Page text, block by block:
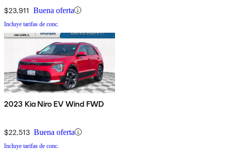
$23,911 Buena oferta
Incluye tarifas de conc.
2023 Kia Niro EV Wind FWD
$22,513 Buena oferta
Incluye tarifas de conc.